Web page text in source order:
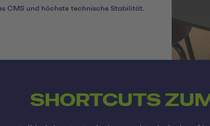
CMS und höchste technische Stabilität.
SHORTCUTS